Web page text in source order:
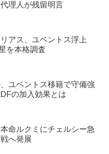
理人が残留明言
リアス、ユベントス浮上
を本格調査
ユベントス移籍で守備強
の加入効果とは
命ルクミにチェルシー急
へ発展